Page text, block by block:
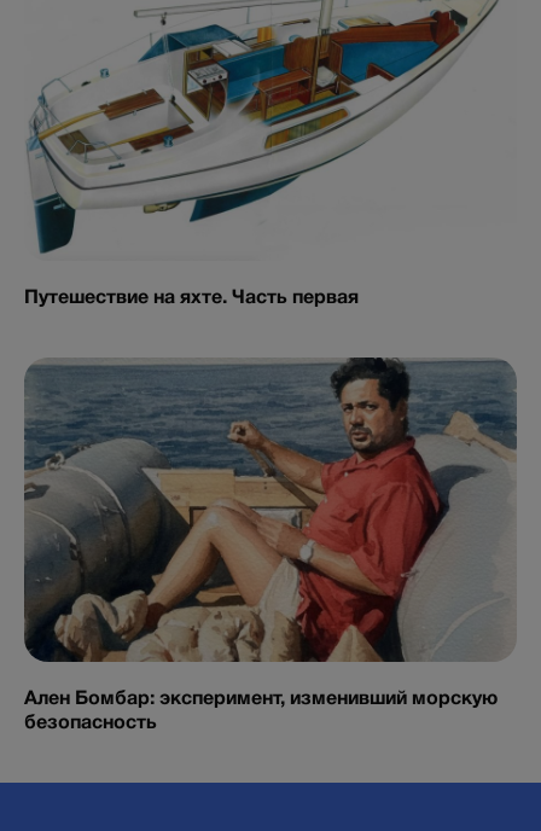
Путешествие на яхте. Часть первая
Ален Бомбар: эксперимент, изменивший морскую
безопасность